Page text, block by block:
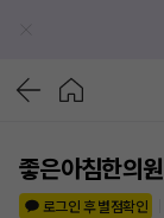
좋은아침한의원
로그인 후 별점확인